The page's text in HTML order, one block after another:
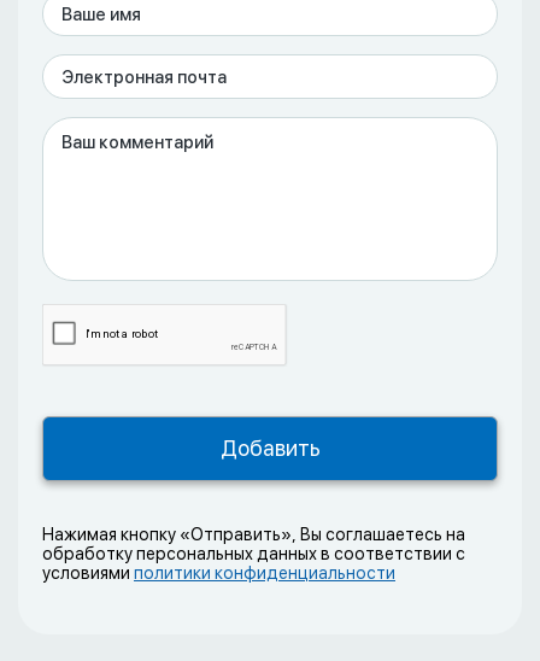
Нажимая кнопку «Отправить», Вы соглашаетесь на
обработку персональных данных в соответствии с
условиями политики конфиденциальности